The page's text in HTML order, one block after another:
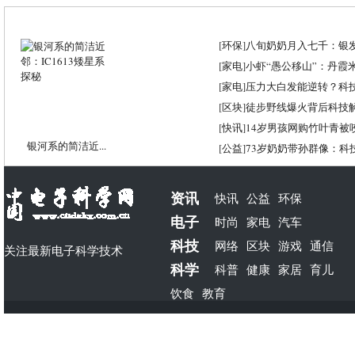
银河系的简洁近...
[环保]八旬奶奶月入七千：银
[家电]小虾“愚公移山”：丹霞
[家电]压力大白发能逆转？科
[区块]徒步野线爆火背后科技
[快讯]14岁男孩网购竹叶青被
[公益]73岁奶奶带孙群像：科
关注最新电子科学技术
资讯 快讯 公益 环保
电子 时尚 家电 汽车
科技 网络 区块 游戏 通信
科学 科普 健康 家居 育儿
饮食 教育